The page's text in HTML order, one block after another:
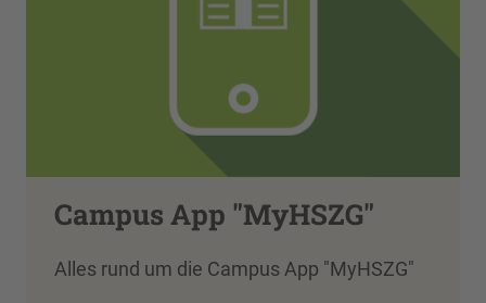
Campus App "MyHSZG"
Alles rund um die Campus App "MyHSZG"